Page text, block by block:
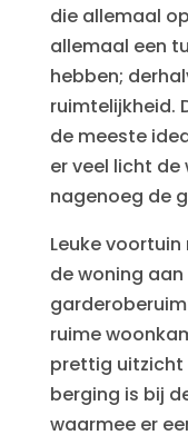
die allemaal
allemaal een
hebben;
ruimtelijkheid.
de meeste
er veel licht de
nagenoeg de
Leuke
de woning
ruime
prettig uitzicht
berging is bij
waarmee er